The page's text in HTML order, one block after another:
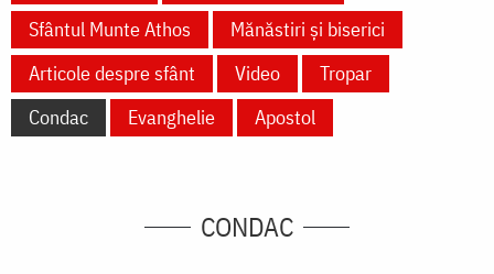
Sfântul Munte Athos
Mănăstiri și biserici
Articole despre sfânt
Video
Tropar
Condac
Evanghelie Apostol
CONDAC